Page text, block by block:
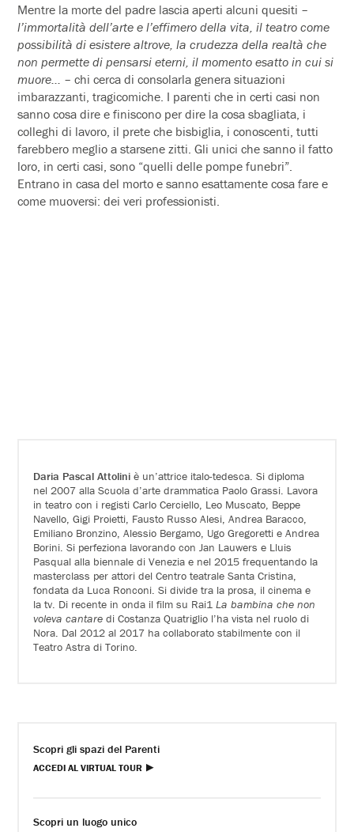
Mentre la morte del padre lascia aperti alcuni quesiti –
l’immortalità dell’arte e l’effimero della vita, il teatro come
possibilità di esistere altrove, la crudezza della realtà che
non permette di pensarsi eterni, il momento esatto in cui si
muore…
– chi cerca di consolarla genera situazioni
imbarazzanti, tragicomiche. I parenti che in certi casi non
sanno cosa dire e finiscono per dire la cosa sbagliata, i
colleghi di lavoro, il prete che bisbiglia, i conoscenti, tutti
farebbero meglio a starsene zitti. Gli unici che sanno il fatto
loro, in certi casi, sono “quelli delle pompe funebri”.
Entrano in casa del morto e sanno esattamente cosa fare e
come muoversi: dei veri professionisti.
Daria Pascal Attolini è un’attrice italo-tedesca. Si diploma
nel 2007 alla Scuola d’arte drammatica Paolo Grassi. Lavora
in teatro con i registi Carlo Cerciello, Leo Muscato, Beppe
Navello, Gigi Proietti, Fausto Russo Alesi, Andrea Baracco,
Emiliano Bronzino, Alessio Bergamo, Ugo Gregoretti e Andrea
Borini. Si perfeziona lavorando con Jan Lauwers e Lluis
Pasqual alla biennale di Venezia e nel 2015 frequentando la
masterclass per attori del Centro teatrale Santa Cristina,
fondata da Luca Ronconi. Si divide tra la prosa, il cinema e
la tv. Di recente in onda il film su Rai1La bambina che non
voleva cantare di Costanza Quatriglio l’ha vista nel ruolo di
Nora. Dal 2012 al 2017 ha collaborato stabilmente con il
Teatro Astra di Torino.
Scopri gli spazi del Parenti
ACCEDI AL VIRTUAL TOUR
Scopri un luogo unico